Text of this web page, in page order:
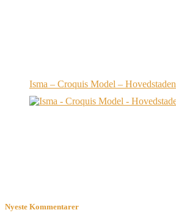
Isma – Croquis Model – Hovedstaden
Nyeste Kommentarer